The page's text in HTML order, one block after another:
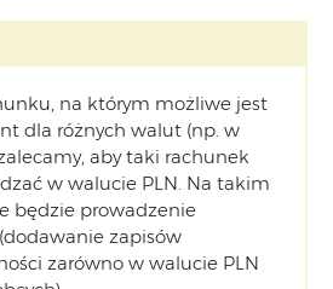
na którym możliwe jest
dla różnych walut (np. w
aby taki rachunek
w walucie PLN. Na takim
będzie prowadzenie
zapisów
zarówno w walucie PLN